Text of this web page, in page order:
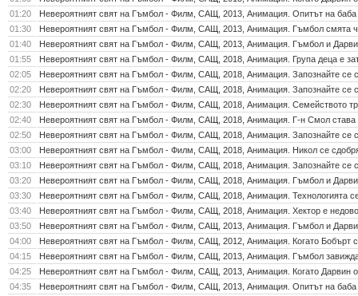
01:20
Невероятният свят на Гъмбол - Филм, САЩ, 2013, Анимация. Опитът на
01:30
Невероятният свят на Гъмбол - Филм, САЩ, 2013, Анимация. Гъмбол смята
01:40
Невероятният свят на Гъмбол - Филм, САЩ, 2013, Анимация. Гъмбол и
01:55
Невероятният свят на Гъмбол - Филм, САЩ, 2018, Анимация. Група деца е
02:05
Невероятният свят на Гъмбол - Филм, САЩ, 2018, Анимация. Запознайте се
02:20
Невероятният свят на Гъмбол - Филм, САЩ, 2018, Анимация. Запознайте се
02:30
Невероятният свят на Гъмбол - Филм, САЩ, 2018, Анимация. Семейството
02:40
Невероятният свят на Гъмбол - Филм, САЩ, 2018, Анимация. Г-н Смол става
02:50
Невероятният свят на Гъмбол - Филм, САЩ, 2018, Анимация. Запознайте се
03:00
Невероятният свят на Гъмбол - Филм, САЩ, 2018, Анимация. Никол се
03:10
Невероятният свят на Гъмбол - Филм, САЩ, 2018, Анимация. Запознайте се
03:20
Невероятният свят на Гъмбол - Филм, САЩ, 2018, Анимация. Гъмбол и
03:30
Невероятният свят на Гъмбол - Филм, САЩ, 2018, Анимация. Технологията
03:40
Невероятният свят на Гъмбол - Филм, САЩ, 2018, Анимация. Хектор е
03:50
Невероятният свят на Гъмбол - Филм, САЩ, 2013, Анимация. Гъмбол и
04:00
Невероятният свят на Гъмбол - Филм, САЩ, 2012, Анимация. Когато Бобърт
04:15
Невероятният свят на Гъмбол - Филм, САЩ, 2013, Анимация. Гъмбол
04:25
Невероятният свят на Гъмбол - Филм, САЩ, 2013, Анимация. Когато Дарвин
04:35
Невероятният свят на Гъмбол - Филм, САЩ, 2013, Анимация. Опитът на